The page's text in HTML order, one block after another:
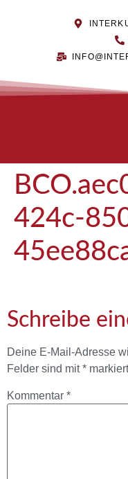
424c-
Schreibe
Deine E-Mail-Adresse
Felder sind mit* markiert
Kommentar *